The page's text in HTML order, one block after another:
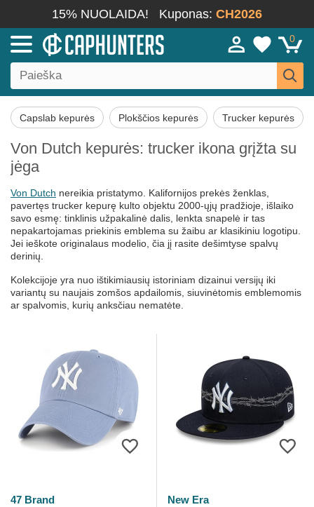
15% NUOLAIDA! Kuponas: CH2026
0
Capslab kepurės Plokščios kepurės Trucker kepurės
Von Dutch kepurės: trucker ikona grįžta su
jėga
Von Dutch nereikia pristatymo. Kalifornijos prekės ženklas,
pavertęs trucker kepurę kulto objektu 2000-ųjų pradžioje, išlaiko
savo esmę: tinklinis užpakalinė dalis, lenkta snapelė ir tas
nepakartojamas priekinis emblema su žaibu ar klasikiniu logotipu.
Jei ieškote originalaus modelio, čia jį rasite dešimtyse spalvų
derinių.
Kolekcijoje yra nuo ištikimiausių istoriniam dizainui versijų iki
variantų su naujais zomšos apdailomis, siuvinėtomis emblemomis
ar spalvomis, kurių anksčiau nematėte.
47 Brand
New Era